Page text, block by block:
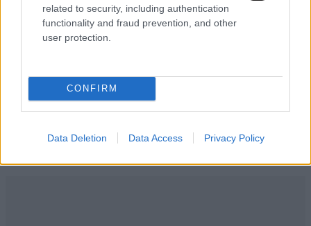
related to security, including authentication
functionality and fraud prevention, and other
user protection.
CONFIRM
Data Deletion Data Access Privacy Policy
05·08·2026 21:24
«Κάηκε το σπίτι μας στην Ελλάδα λίγο πριν
από τη Βρετανία που είδε το όνειρο ζωής να